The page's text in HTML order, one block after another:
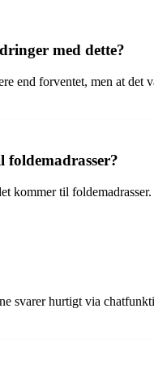
med dette?
forventet, men at det
kommer til
svarer hurtigt via